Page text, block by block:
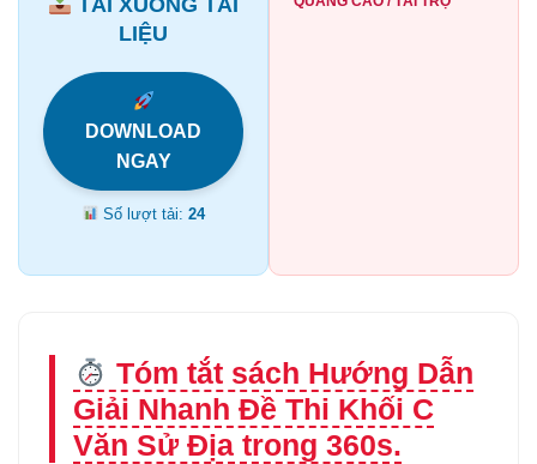
TẢI XUỐNG TÀI
LIỆU
DOWNLOAD
NGAY
Số lượt tải:24
Tóm tắt sách Hướng Dẫn
Giải Nhanh Đề Thi Khối C
Văn Sử Địa trong 360s.